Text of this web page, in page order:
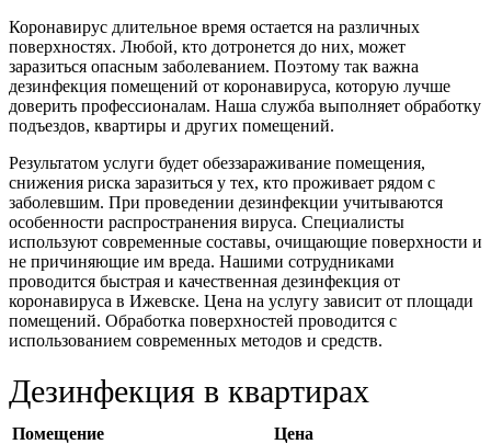
Коронавирус длительное время остается на различных
поверхностях. Любой, кто дотронется до них, может
заразиться опасным заболеванием. Поэтому так важна
дезинфекция помещений от коронавируса, которую лучше
доверить профессионалам. Наша служба выполняет обработку
подъездов, квартиры и других помещений.
Результатом услуги будет обеззараживание помещения,
снижения риска заразиться у тех, кто проживает рядом с
заболевшим. При проведении дезинфекции учитываются
особенности распространения вируса. Специалисты
используют современные составы, очищающие поверхности и
не причиняющие им вреда. Нашими сотрудниками
проводится быстрая и качественная дезинфекция от
коронавируса в Ижевске. Цена на услугу зависит от площади
помещений. Обработка поверхностей проводится с
использованием современных методов и средств.
Дезинфекция в квартирах
Помещение
Цена